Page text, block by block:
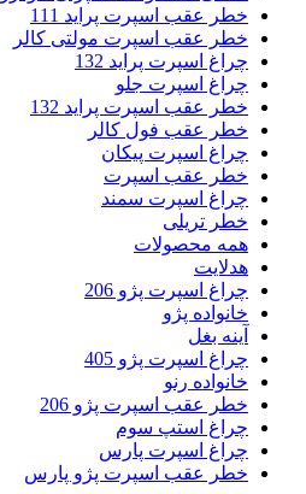
خطر عقب اسپرت پراید 111
خطر عقب اسپرت مولتی کالر
چراغ اسپرت پراید 132
چراغ اسپرت جلو
خطر عقب اسپرت پراید 132
خطر عقب فول کالر
چراغ اسپرت پیکان
خطر عقب اسپرت
چراغ اسپرت سمند
خطر تریلی
همه محصولات
هدلایت
چراغ اسپرت پژو 206
خانواده پژو
آینه بغل
چراغ اسپرت پژو 405
خانواده رنو
خطر عقب اسپرت پژو 206
چراغ استپ سوم
چراغ اسپرت پارس
خطر عقب اسپرت پژو پارس